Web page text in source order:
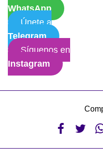
WhatsApp
Únete a
Telegram
Síguenos en
Instagram
 